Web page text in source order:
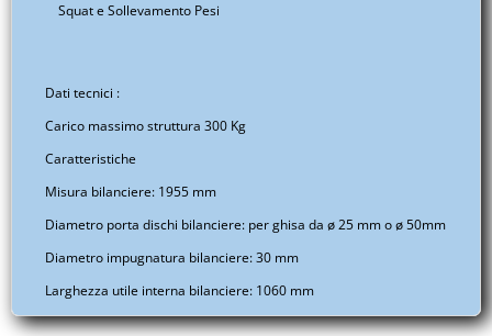
Fitness
quantità
Squat e Sollevamento Pesi
Dati tecnici :
Carico massimo struttura 300 Kg
Caratteristiche
Misura bilanciere: 1955 mm
Diametro porta dischi bilanciere: per ghisa da ø 25 mm o ø 50mm
Diametro impugnatura bilanciere: 30 mm
Larghezza utile interna bilanciere: 1060 mm
Altezze bilanciere: da 575 mm a 1855 mm